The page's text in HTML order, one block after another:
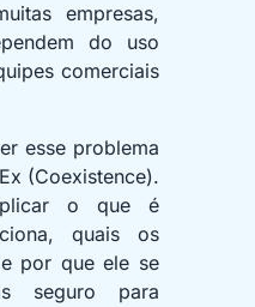
empresas,
do uso
comerciais
esse problema
(Coexistence).
o que é
quais os
por que ele se
seguro para